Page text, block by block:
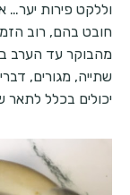
וללקט פירות
חובט בהם, רוב
מהבוקר עד הערב
שתייה, מגורים,
יכולים בכלל לתאר